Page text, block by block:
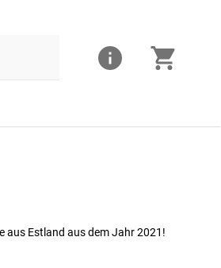
aus Estland aus dem Jahr 2021!